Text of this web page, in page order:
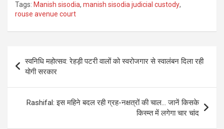
Tags: Manish sisodia, manish sisodia judicial custody,
rouse avenue court
Post
navigation
स्वनिधि महोत्सव: रेहड़ी पटरी वालों को स्वरोजगार से स्वालंबन दिला रही
योगी सरकार
Rashifal: इस महिने बदल रही ग्रह-नक्षत्रों की चाल… जानें किसके
किस्म्त में लगेगा चार चांद